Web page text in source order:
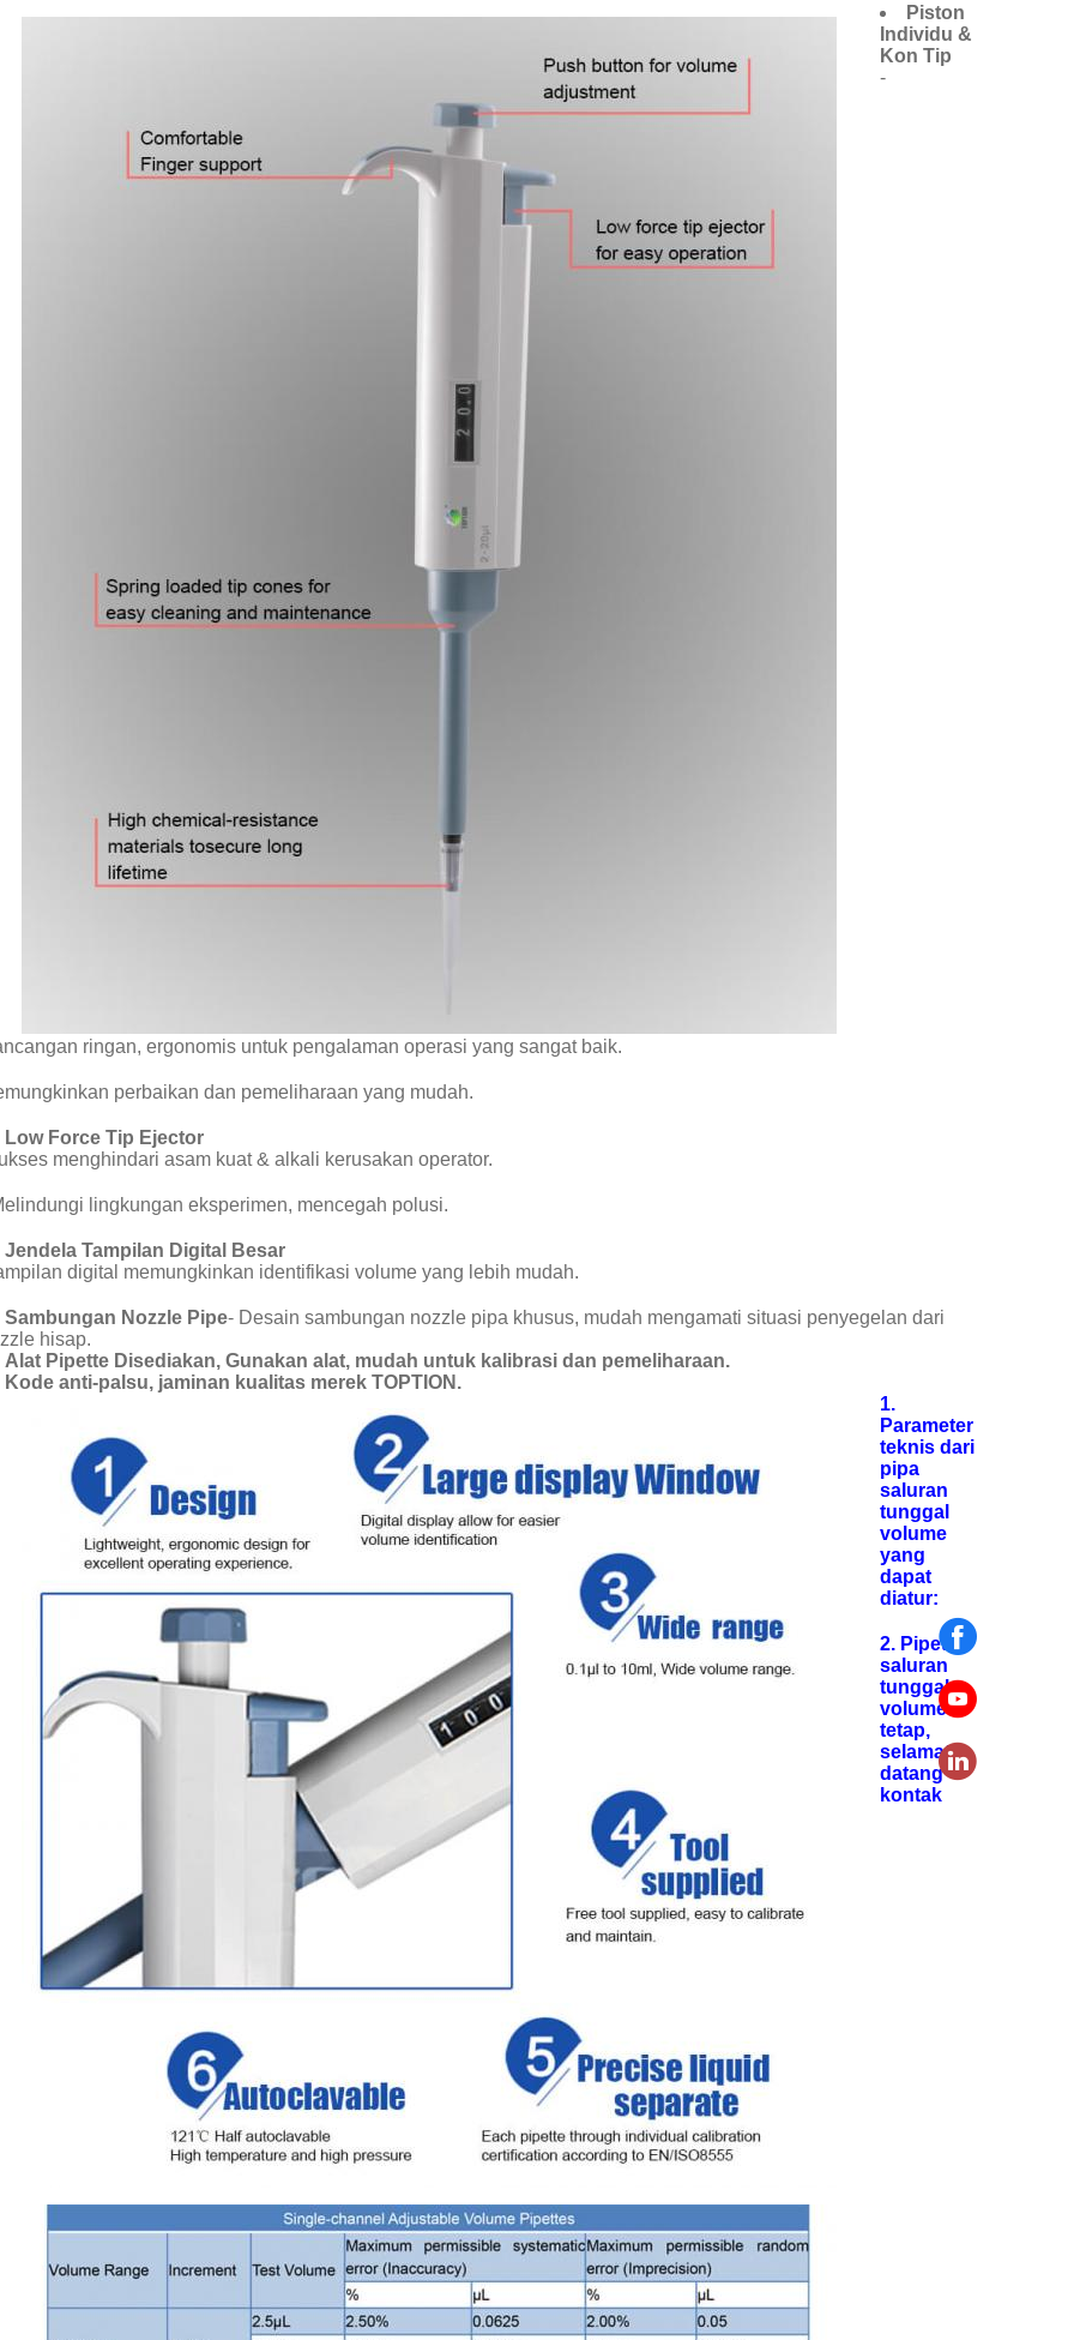
Piston
Individu &
Kon Tip
-
ringan, ergonomis untuk pengalaman operasi yang sangat baik.
perbaikan dan pemeliharaan yang mudah.
Low Force Tip Ejector
menghindari asam kuat & alkali kerusakan operator.
lingkungan eksperimen, mencegah polusi.
Jendela Tampilan Digital Besar
digital memungkinkan identifikasi volume yang lebih mudah.
Sambungan Nozzle Pipe- Desain sambungan nozzle pipa khusus, mudah mengamati situasi penyegelan dari
hisap.
Alat Pipette Disediakan, Gunakan alat, mudah untuk kalibrasi dan pemeliharaan.
Kode anti-palsu, jaminan kualitas merek TOPTION.
1.
Parameter
teknis dari
pipa
saluran
tunggal
volume
yang
dapat
diatur:
2. Pipet
saluran
tunggal
volume
tetap,
selamat
datang
kontak